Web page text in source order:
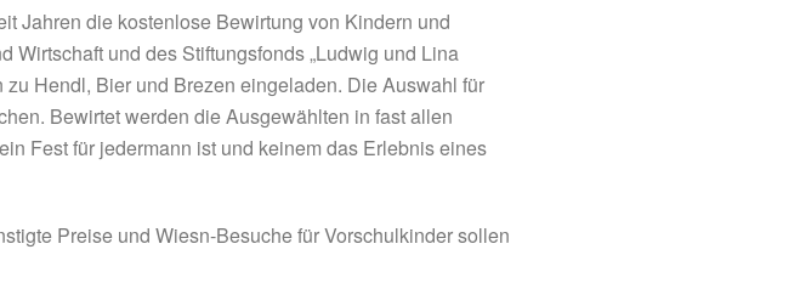
Jahren die kostenlose Bewirtung von Kindern und
Wirtschaft und des Stiftungsfonds „Ludwig und Lina
Hendl, Bier und Brezen eingeladen. Die Auswahl für
Bewirtet werden die Ausgewählten in fast allen
Fest für jedermann ist und keinem das Erlebnis eines
Preise und Wiesn-Besuche für Vorschulkinder sollen